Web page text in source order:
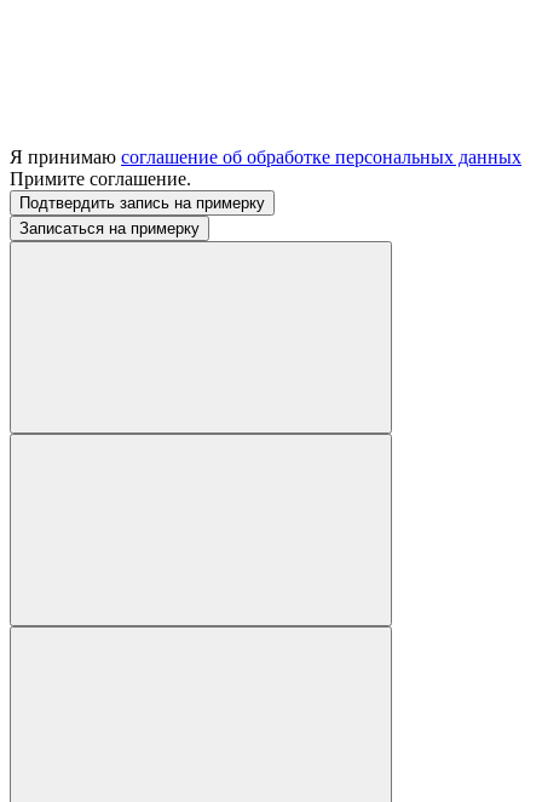
Я принимаю соглашение об обработке персональных данных
Примите соглашение.
Подтвердить запись на примерку
Записаться на примерку